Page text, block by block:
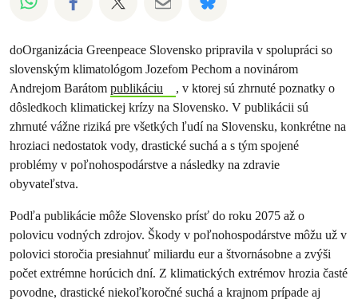
doOrganizácia Greenpeace Slovensko pripravila v spolupráci so
slovenským klimatológom Jozefom Pechom a novinárom
Andrejom Barátom publikáciu
, v ktorej sú zhrnuté poznatky o
dôsledkoch klimatickej krízy na Slovensko. V publikácii sú
zhrnuté vážne riziká pre všetkých ľudí na Slovensku, konkrétne na
hroziaci nedostatok vody, drastické suchá a s tým spojené
problémy v poľnohospodárstve a následky na zdravie
obyvateľstva.
Podľa publikácie môže Slovensko prísť do roku 2075 až o
polovicu vodných zdrojov. Škody v poľnohospodárstve môžu už v
polovici storočia presiahnuť miliardu eur a štvornásobne a zvýši
počet extrémne horúcich dní. Z klimatických extrémov hrozia časté
povodne, drastické niekoľkoročné suchá a krajnom prípade aj